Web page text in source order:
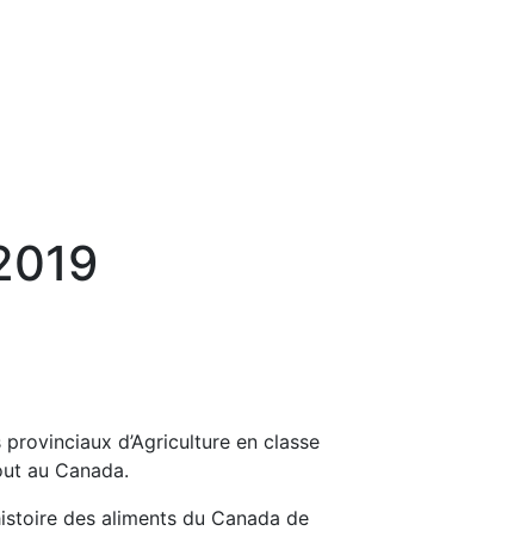
d’Agriculture en classe
au Canada.
des aliments du Canada de